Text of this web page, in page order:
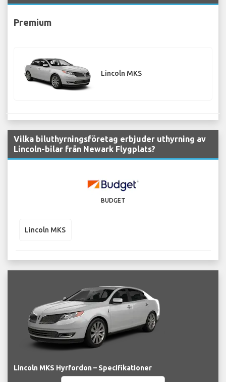
Premium
Lincoln MKS
Vilka biluthyrningsföretag erbjuder uthyrning av
Lincoln-bilar från Newark Flygplats?
BUDGET
Lincoln MKS
Lincoln MKS Hyrfordon – Specifikationer